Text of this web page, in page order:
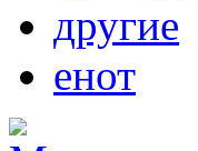
другие
енот